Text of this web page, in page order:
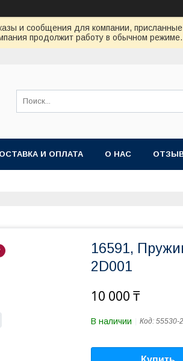
и сообщения для компании,
продолжит работу в обычном режиме.
И ОПЛАТА О НАС
16591,
2D001
10 000 ₸
В наличии Код: 55530-